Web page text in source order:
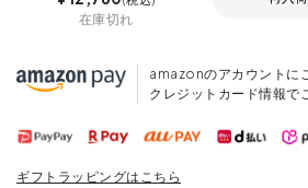
在庫切れ
amazonのアカウントに
クレジットカード情報で
ギフトラッピングはこちら